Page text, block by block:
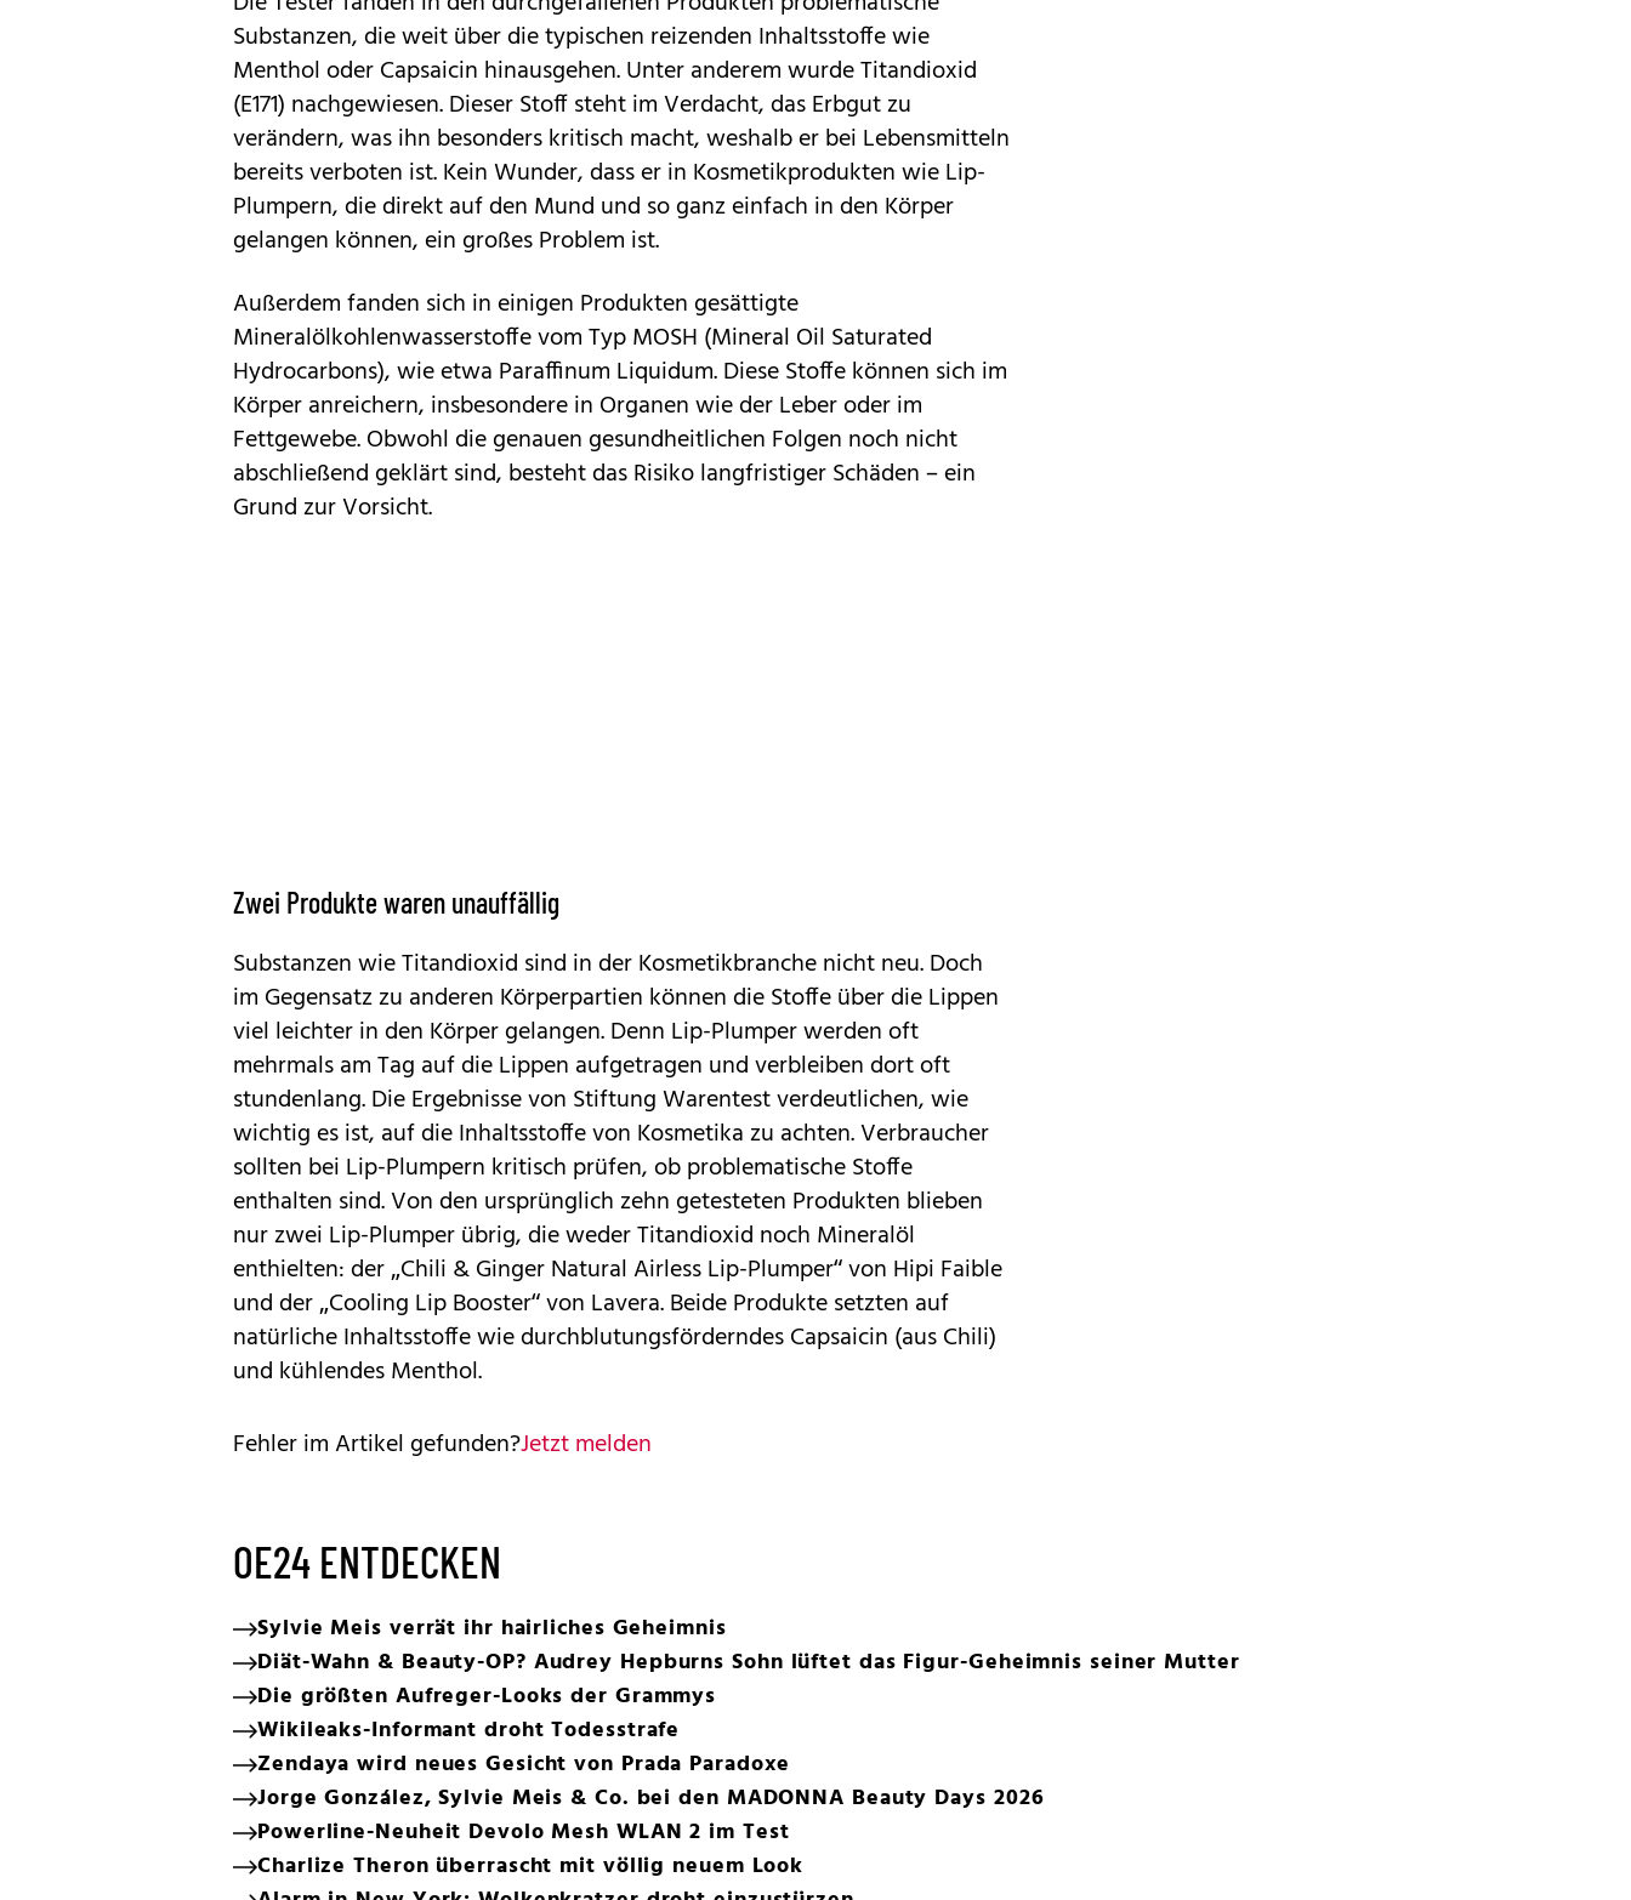
Substanzen, die weit über die typischen reizenden Inhaltsstoffe wie
Menthol oder Capsaicin hinausgehen. Unter anderem wurde Titandioxid
(E171) nachgewiesen. Dieser Stoff steht im Verdacht, das Erbgut zu
verändern, was ihn besonders kritisch macht, weshalb er bei Lebensmitteln
bereits verboten ist. Kein Wunder, dass er in Kosmetikprodukten wie Lip-
Plumpern, die direkt auf den Mund und so ganz einfach in den Körper
gelangen können, ein großes Problem ist.
Außerdem fanden sich in einigen Produkten gesättigte
Mineralölkohlenwasserstoffe vom Typ MOSH (Mineral Oil Saturated
Hydrocarbons), wie etwa Paraffinum Liquidum. Diese Stoffe können sich im
Körper anreichern, insbesondere in Organen wie der Leber oder im
Fettgewebe. Obwohl die genauen gesundheitlichen Folgen noch nicht
abschließend geklärt sind, besteht das Risiko langfristiger Schäden – ein
Grund zur Vorsicht.
Zwei Produkte waren unauffällig
Substanzen wie Titandioxid sind in der Kosmetikbranche nicht neu. Doch
im Gegensatz zu anderen Körperpartien können die Stoffe über die Lippen
viel leichter in den Körper gelangen. Denn Lip-Plumper werden oft
mehrmals am Tag auf die Lippen aufgetragen und verbleiben dort oft
stundenlang. Die Ergebnisse von Stiftung Warentest verdeutlichen, wie
wichtig es ist, auf die Inhaltsstoffe von Kosmetika zu achten. Verbraucher
sollten bei Lip-Plumpern kritisch prüfen, ob problematische Stoffe
enthalten sind. Von den ursprünglich zehn getesteten Produkten blieben
nur zwei Lip-Plumper übrig, die weder Titandioxid noch Mineralöl
enthielten: der „Chili & Ginger Natural Airless Lip-Plumper“ von Hipi Faible
und der „Cooling Lip Booster“ von Lavera. Beide Produkte setzten auf
natürliche Inhaltsstoffe wie durchblutungsförderndes Capsaicin (aus Chili)
und kühlendes Menthol.
Fehler im Artikel gefunden?Jetzt melden
OE24 ENTDECKEN
Sylvie Meis verrät ihr hairliches Geheimnis
Diät-Wahn & Beauty-OP? Audrey Hepburns Sohn lüftet das Figur-Geheimnis seiner Mutter
Die größten Aufreger-Looks der Grammys
Wikileaks-Informant droht Todesstrafe
Zendaya wird neues Gesicht von Prada Paradoxe
Jorge González, Sylvie Meis & Co. bei den MADONNA Beauty Days 2026
Powerline-Neuheit Devolo Mesh WLAN 2 im Test
Charlize Theron überrascht mit völlig neuem Look